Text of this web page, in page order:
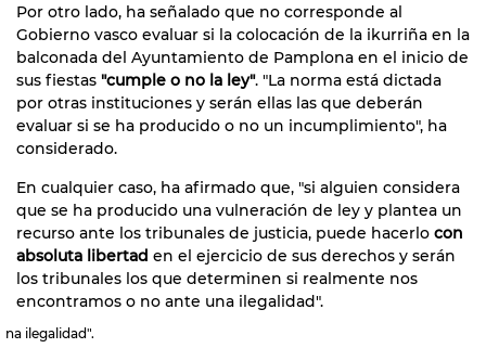
Por otro lado, ha señalado que no corresponde al
Gobierno vasco evaluar si la colocación de la ikurriña en la
balconada del Ayuntamiento de Pamplona en el inicio de
sus fiestas "cumple o no la ley". "La norma está dictada
por otras instituciones y serán ellas las que deberán
evaluar si se ha producido o no un incumplimiento", ha
considerado.
En cualquier caso, ha afirmado que, "si alguien considera
que se ha producido una vulneración de ley y plantea un
recurso ante los tribunales de justicia, puede hacerlo con
absoluta libertad en el ejercicio de sus derechos y serán
los tribunales los que determinen si realmente nos
encontramos o no ante una ilegalidad".
na ilegalidad".